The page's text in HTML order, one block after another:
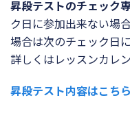
昇段テストのチェック
ク日に参加出来ない場
場合は次のチェック日
詳しくはレッスンカレ
昇段テスト内容はこちら